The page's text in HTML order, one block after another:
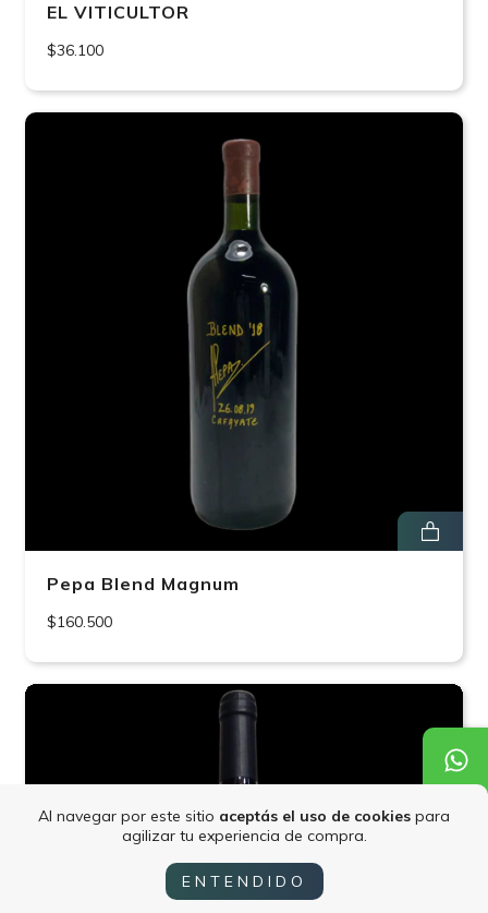
Al navegar por este sitio aceptás el uso de cookies para
agilizar tu experiencia de compra.
ENTENDIDO
EL VITICULTOR
$36.100
Pepa Blend Magnum
$160.500